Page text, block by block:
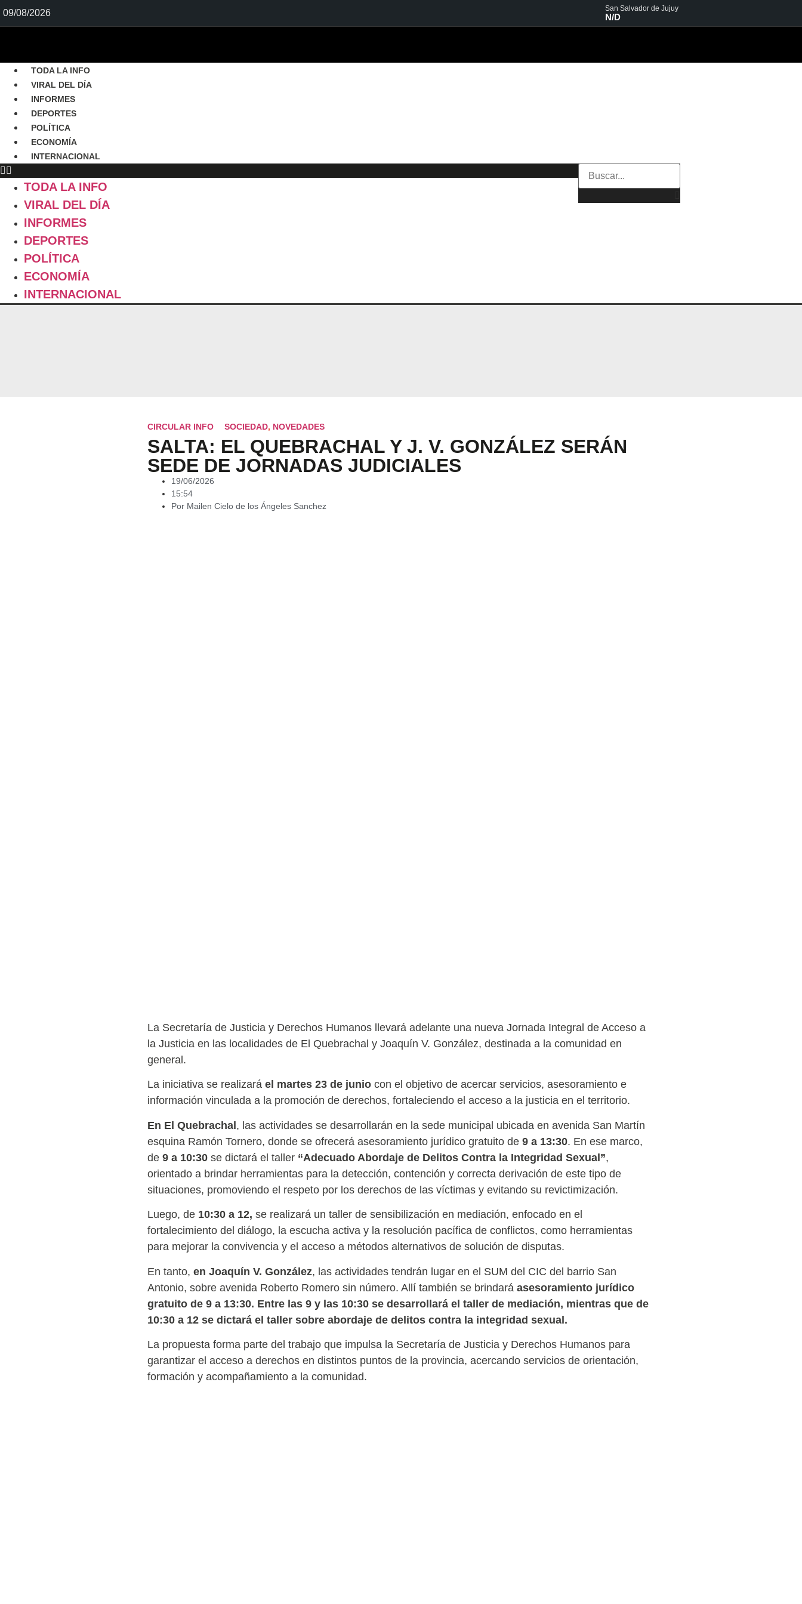
09/08/2026 San Salvador de Jujuy
N/D
TODA LA INFO
VIRAL DEL DÍA
INFORMES
DEPORTES
POLÍTICA
ECONOMÍA
INTERNACIONAL
TODA LA INFO
VIRAL DEL DÍA
INFORMES
DEPORTES
POLÍTICA
ECONOMÍA
INTERNACIONAL
CIRCULAR INFO SOCIEDAD, NOVEDADES
SALTA: EL QUEBRACHAL Y J. V. GONZÁLEZ SERÁN
SEDE DE JORNADAS JUDICIALES
19/06/2026
15:54
Por Mailen Cielo de los Ángeles Sanchez
La Secretaría de Justicia y Derechos Humanos llevará adelante una nueva Jornada Integral de Acceso a
la Justicia en las localidades de El Quebrachal y Joaquín V. González, destinada a la comunidad en
general.
La iniciativa se realizará el martes 23 de junio con el objetivo de acercar servicios, asesoramiento e
información vinculada a la promoción de derechos, fortaleciendo el acceso a la justicia en el territorio.
En El Quebrachal, las actividades se desarrollarán en la sede municipal ubicada en avenida San Martín
esquina Ramón Tornero, donde se ofrecerá asesoramiento jurídico gratuito de 9 a 13:30. En ese marco,
de 9 a 10:30 se dictará el taller “Adecuado Abordaje de Delitos Contra la Integridad Sexual”,
orientado a brindar herramientas para la detección, contención y correcta derivación de este tipo de
situaciones, promoviendo el respeto por los derechos de las víctimas y evitando su revictimización.
Luego, de 10:30 a 12, se realizará un taller de sensibilización en mediación, enfocado en el
fortalecimiento del diálogo, la escucha activa y la resolución pacífica de conflictos, como herramientas
para mejorar la convivencia y el acceso a métodos alternativos de solución de disputas.
En tanto, en Joaquín V. González, las actividades tendrán lugar en el SUM del CIC del barrio San
Antonio, sobre avenida Roberto Romero sin número. Allí también se brindará asesoramiento jurídico
gratuito de 9 a 13:30. Entre las 9 y las 10:30 se desarrollará el taller de mediación, mientras que de
10:30 a 12 se dictará el taller sobre abordaje de delitos contra la integridad sexual.
La propuesta forma parte del trabajo que impulsa la Secretaría de Justicia y Derechos Humanos para
garantizar el acceso a derechos en distintos puntos de la provincia, acercando servicios de orientación,
formación y acompañamiento a la comunidad.